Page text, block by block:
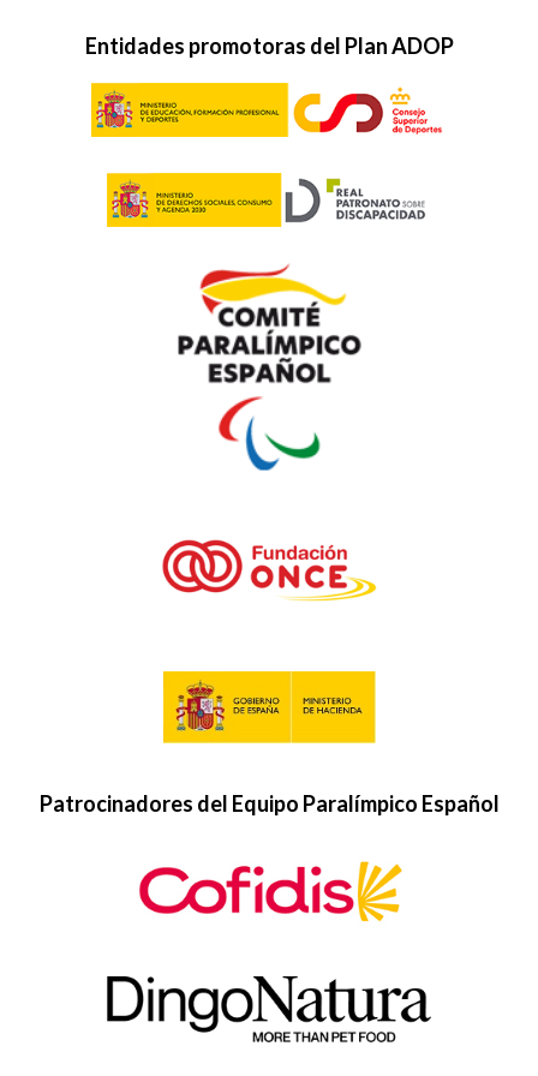
Entidades promotoras del Plan ADOP
Patrocinadores del Equipo Paralímpico Español